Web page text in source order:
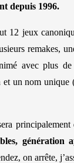
depuis 1996.
12 jeux
remakes,
avec plus
et un nom unique
principalement
génération
on arrête,